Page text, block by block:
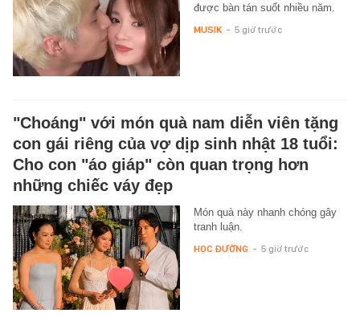
được bàn tán suốt nhiều năm.
MUSIK - 5 giờ trước
"Choáng" với món quà nam diễn viên tặng
con gái riêng của vợ dịp sinh nhật 18 tuổi:
Cho con "áo giáp" còn quan trọng hơn
những chiếc váy đẹp
Món quà này nhanh chóng gây
tranh luận.
HỌC ĐƯỜNG - 5 giờ trước